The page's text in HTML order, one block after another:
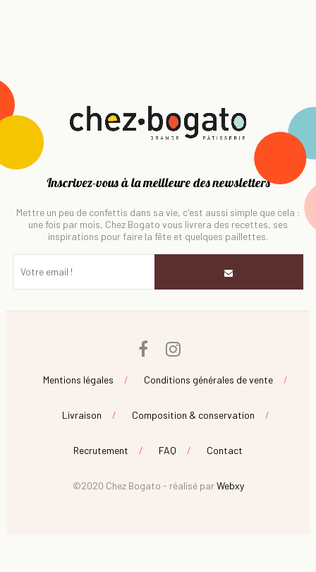
Inscrivez-vous à la meilleure des newsletters
Mettre un peu de confettis dans sa vie, c'est aussi simple que cela :
une fois par mois, Chez Bogato vous livrera des recettes, ses
inspirations pour faire la fête et quelques paillettes.
Facebook
Mentions légales Conditions générales de vente
Livraison Composition & conservation
Recrutement FAQ Contact
©2020 Chez Bogato - réalisé parWebxy